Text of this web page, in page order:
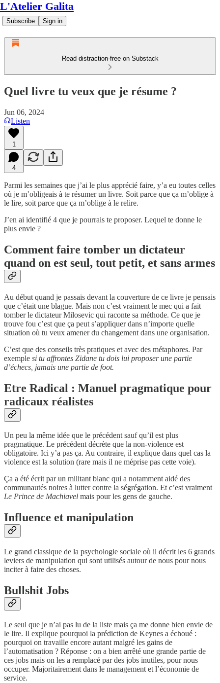
L'Atelier Galita
Subscribe Sign in
Read distraction-free on Substack
Quel livre tu veux que je résume ?
Jun 06, 2024
Listen
1
4
Parmi les semaines que j’ai le plus apprécié faire, y’a eu toutes celles
où je m’obligeais à te résumer un livre. Soit parce que ça m’oblige à
le lire, soit parce que ça m’oblige à le relire.
J’en ai identifié 4 que je pourrais te proposer. Lequel te donne le
plus envie ?
Comment faire tomber un dictateur
quand on est seul, tout petit, et sans armes
Au début quand je passais devant la couverture de ce livre je pensais
que c’était une blague. Mais non c’est vraiment le mec qui a fait
tomber le dictateur Milosevic qui raconte sa méthode. Ce que je
trouve fou c’est que ça peut s’appliquer dans n’importe quelle
situation où tu veux amener du changement dans une organisation.
C’est que des conseils très pratiques et avec des métaphores. Par
exemple si tu affrontes Zidane tu dois lui proposer une partie
d’échecs, jamais une partie de foot.
Etre Radical : Manuel pragmatique pour
radicaux réalistes
Un peu la même idée que le précédent sauf qu’il est plus
pragmatique. Le précédent décrète que la non-violence est
obligatoire. Ici y’a pas ça. Au contraire, il explique dans quel cas la
violence est la solution (rare mais il ne méprise pas cette voie).
Ça a été écrit par un militant blanc qui a notamment aidé des
communautés noires à lutter contre la ségrégation. Et c’est vraiment
Le Prince de Machiavel mais pour les gens de gauche.
Influence et manipulation
Le grand classique de la psychologie sociale où il décrit les 6 grands
leviers de manipulation qui sont utilisés autour de nous pour nous
inciter à faire des choses.
Bullshit Jobs
Le seul que je n’ai pas lu de la liste mais ça me donne bien envie de
le lire. Il explique pourquoi la prédiction de Keynes a échoué :
pourquoi on travaille encore autant malgré les gains de
l’automatisation ? Réponse : on a bien arrêté une grande partie de
ces jobs mais on les a remplacé par des jobs inutiles, pour nous
occuper. Majoritairement dans le management et l’économie de
service.